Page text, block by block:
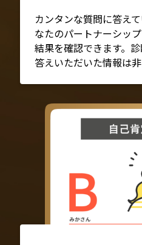
カンタンな質問に答え
なたのパートナーシッ
結果を確認できます。
答えいただいた情報は